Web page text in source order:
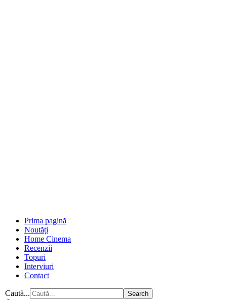
Prima pagină
Noutăți
Home Cinema
Recenzii
Topuri
Interviuri
Contact
Caută...